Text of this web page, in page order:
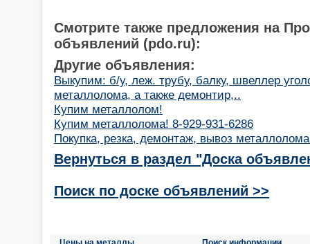
Смотрите также предложения на
объявлений (pdo.ru):
Другие объявления:
Выкупим: б/у, леж. трубу, балку, швеллер
металлолома, а также демонтир,..
Купим металлолом!
Купим металлолома! 8-929-931-6286
Покупка, резка, демонтаж, вывоз
Вернуться в раздел "Доска
Поиск по доске объявлений >>